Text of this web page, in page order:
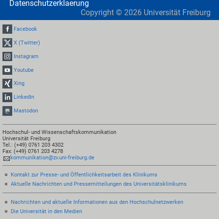
Datenschutzerklaerung
Copyright © 2026 Universität Freiburg
Facebook
X (Twitter)
Instagram
Youtube
Xing
LinkedIn
Mastodon
Hochschul- und Wissenschaftskommunikation
Universität Freiburg
Tel.: (+49) 0761 203 4302
Fax: (+49) 0761 203 4278
kommunikation@zv.uni-freiburg.de
Kontakt zur Presse- und Öffentlichkeitsarbeit des Klinikums
Aktuelle Nachrichten und Pressemitteilungen des Universitätsklinikums
Nachrichten und aktuelle Informationen aus den Hochschulnetzwerken
Die Universität in den Medien